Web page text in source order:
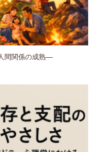
間関係の成熟―